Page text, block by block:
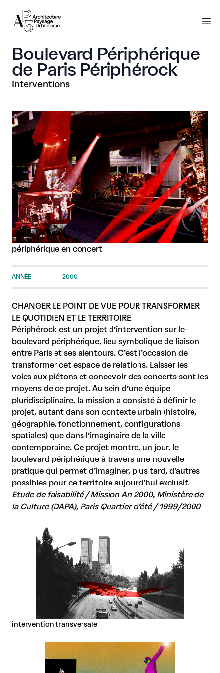
AP5
AP5
Boulevard Périphérique
de Paris Périphérock
Interventions
périphérique en concert
ANNÉE 2000
CHANGER LE POINT DE VUE POUR TRANSFORMER
LE QUOTIDIEN ET LE TERRITOIRE
Périphérock est un projet d’intervention sur le
boulevard périphérique, lieu symbolique de liaison
entre Paris et ses alentours. C’est l’occasion de
transformer cet espace de relations. Laisser les
voies aux piétons et concevoir des concerts sont les
moyens de ce projet. Au sein d’une équipe
pluridisciplinaire, la mission a consisté à définir le
projet, autant dans son contexte urbain (histoire,
géographie, fonctionnement, configurations
spatiales) que dans l’imaginaire de la ville
contemporaine. Ce projet montre, un jour, le
boulevard périphérique à travers une nouvelle
pratique qui permet d’imaginer, plus tard, d’autres
possibles pour ce territoire aujourd’hui exclusif.
Etude de faisabilité / Mission An 2000, Ministère de
la Culture (DAPA), Paris Quartier d’été / 1999/2000
intervention transversale